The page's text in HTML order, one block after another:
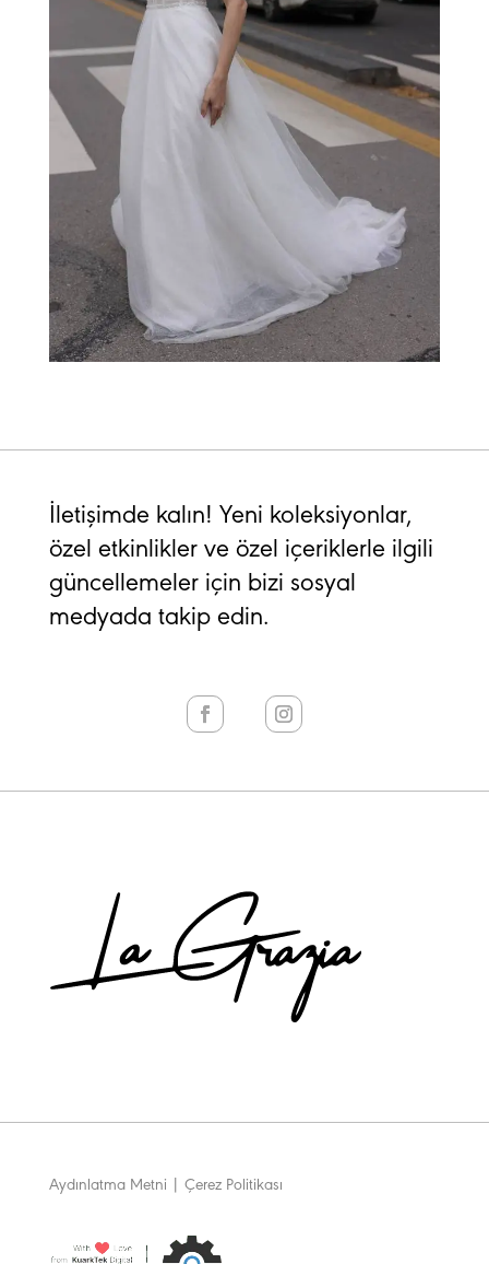
İletişimde kalın! Yeni koleksiyonlar,
özel etkinlikler ve özel içeriklerle ilgili
güncellemeler için bizi sosyal
medyada takip edin.
Aydınlatma Metni Çerez Politikası